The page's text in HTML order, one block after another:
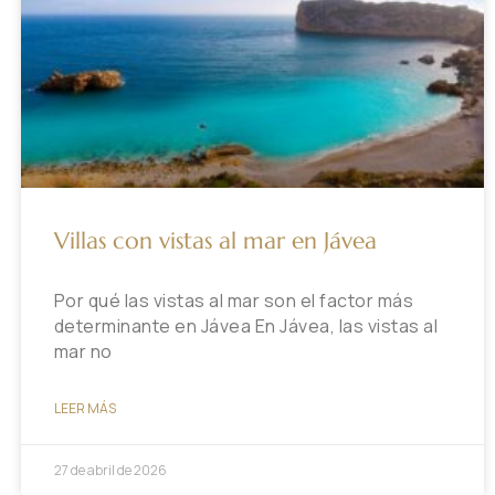
Villas con vistas al mar en Jávea
Por qué las vistas al mar son el factor más
determinante en Jávea En Jávea, las vistas al
mar no
LEER MÁS
27 de abril de 2026